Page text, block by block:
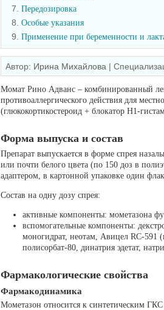
7. Передозировка
8. Особые указания
9. Применение при беременности и
Автор: Ирина Михайлова |
Момат Рино Адванс – комбинированный
противоаллергического действия для
(глюкокортикостероид + блокатор Н1-
Форма выпуска и состав
Препарат выпускается в форме спрея
или почти белого цвета (по 150 доз в
адаптером, в картонной упаковке один
Состав на одну дозу спрея:
активные компоненты: мометазона
вспомогательные компоненты:
моногидрат, неотам, Авицел RC-591
полисорбат-80, динатрия эдетат,
Фармакологические свойства
Фармакодинамика
Мометазон относится к синтетическим